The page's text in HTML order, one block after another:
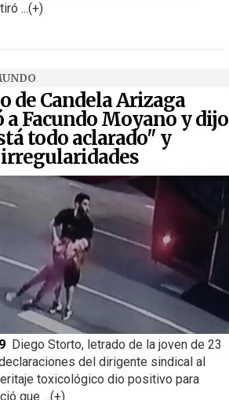
...(+)
de Candela Arizaga
Facundo Moyano y dijo
todo aclarado" y
Diego Storto, letrado de la joven de 23
del dirigente sindical al
toxicológico dio positivo para
que ...(+)